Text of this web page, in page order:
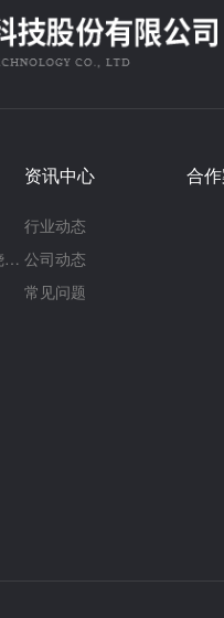
真空/气氛保护感应烧结炉
资讯中心
行业动态
公司动态
常见问题
合